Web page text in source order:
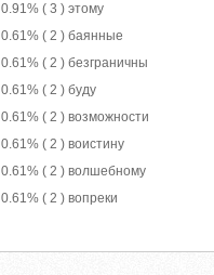
0.91% ( 3 ) этому
0.61% ( 2 ) баянные
0.61% ( 2 ) безграничны
0.61% ( 2 ) буду
0.61% ( 2 ) возможности
0.61% ( 2 ) воистину
0.61% ( 2 ) волшебному
0.61% ( 2 ) вопреки